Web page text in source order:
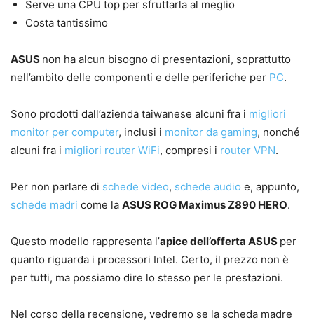
Serve una CPU top per sfruttarla al meglio
Costa tantissimo
ASUS non ha alcun bisogno di presentazioni, soprattutto
nell’ambito delle componenti e delle periferiche per PC.
Sono prodotti dall’azienda taiwanese alcuni fra i migliori
monitor per computer, inclusi i monitor da gaming, nonché
alcuni fra i migliori router WiFi, compresi i router VPN.
Per non parlare di schede video, schede audio e, appunto,
schede madri come la ASUS ROG Maximus Z890 HERO.
Questo modello rappresenta l’apice dell’offerta ASUS per
quanto riguarda i processori Intel. Certo, il prezzo non è
per tutti, ma possiamo dire lo stesso per le prestazioni.
Nel corso della recensione, vedremo se la scheda madre